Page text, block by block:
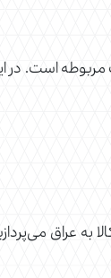
است. در
عراق